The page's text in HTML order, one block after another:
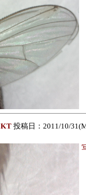
KT 投稿日：2011/10/